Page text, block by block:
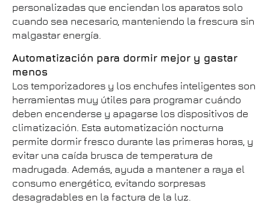
personalizadas que enciendan los aparatos solo
cuando sea necesario, manteniendo la frescura sin
malgastar energía.
Automatización para dormir mejor y gastar
menos
Los temporizadores y los enchufes inteligentes son
herramientas muy útiles para programar cuándo
deben encenderse y apagarse los dispositivos de
climatización. Esta automatización nocturna
permite dormir fresco durante las primeras horas, y
evitar una caída brusca de temperatura de
madrugada. Además, ayuda a mantener a raya el
consumo energético, evitando sorpresas
desagradables en la factura de la luz.